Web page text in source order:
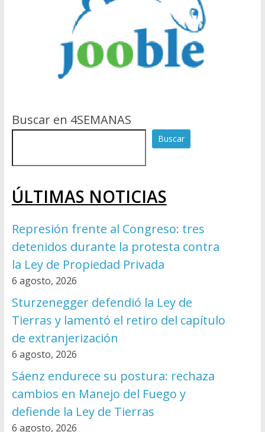
Buscar en 4SEMANAS
Buscar
ÚLTIMAS NOTICIAS
Represión frente al Congreso: tres
detenidos durante la protesta contra
la Ley de Propiedad Privada
6 agosto, 2026
Sturzenegger defendió la Ley de
Tierras y lamentó el retiro del capítulo
de extranjerización
6 agosto, 2026
Sáenz endurece su postura: rechaza
cambios en Manejo del Fuego y
defiende la Ley de Tierras
6 agosto, 2026